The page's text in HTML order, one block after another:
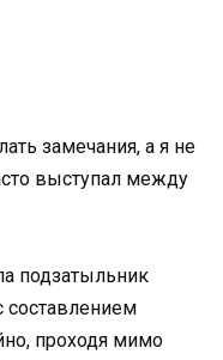
замечания, а я не
выступал между
подзатыльник
составлением
проходя мимо